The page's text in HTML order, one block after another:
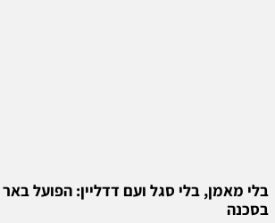
בלי מאמן, בלי סגל ועם דדליין: הפועל
בסכנה